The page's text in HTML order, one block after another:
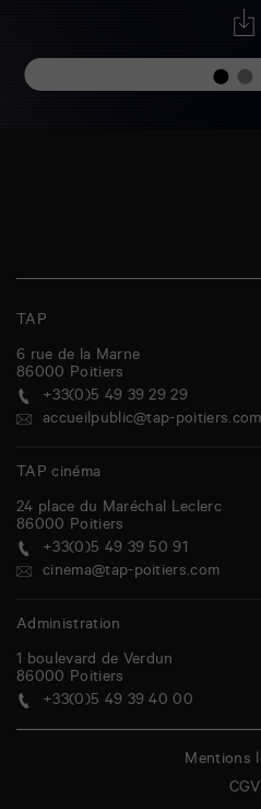
TAP
6 rue de la Marne
86000 Poitiers
+33(0)5 49 39 29 29
accueilpublic@tap-poitiers.com
TAP cinéma
24 place du Maréchal Leclerc
86000 Poitiers
+33(0)5 49 39 50 91
cinema@tap-poitiers.com
Administration
1 boulevard de Verdun
86000 Poitiers
+33(0)5 49 39 40 00
Mentions
CGV